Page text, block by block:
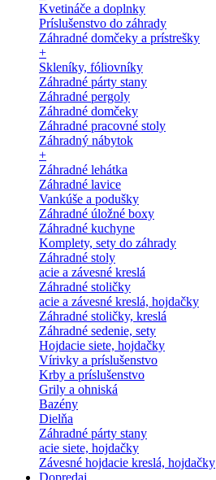
Kvetináče a doplnky
Príslušenstvo do záhrady
Záhradné domčeky a prístrešky
+
Skleníky, fóliovníky
Záhradné párty stany
Záhradné pergoly
Záhradné domčeky
Záhradné pracovné stoly
Záhradný nábytok
+
Záhradné lehátka
Záhradné lavice
Vankúše a podušky
Záhradné úložné boxy
Záhradné kuchyne
Komplety, sety do záhrady
Záhradné stoly
acie a závesné kreslá
Záhradné stoličky
acie a závesné kreslá, hojdačky
Záhradné stoličky, kreslá
Záhradné sedenie, sety
Hojdacie siete, hojdačky
Vírivky a príslušenstvo
Krby a príslušenstvo
Grily a ohniská
Bazény
Dielňa
Záhradné párty stany
acie siete, hojdačky
Závesné hojdacie kreslá, hojdačky
Dopredaj